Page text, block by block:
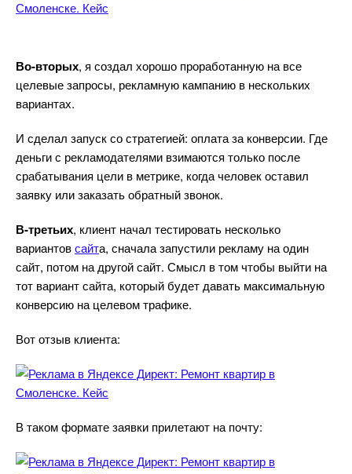
о-вторых, я создал хорошо проработанную на все
целевые запросы, рекламную кампанию в нескольких
ариантах.
И сделал запуск со стратегией: оплата за конверсии. Где
деньги с рекламодателями взимаются только после
срабатывания цели в метрике, когда человек оставил
заявку или заказать обратный звонок.
-третьих, клиент начал тестировать несколько
ариантосайта, сначала запустили рекламу на один
сайт, потом на другой сайт. Смысл в том чтобы выйти на
тот вариант сайта, который будет давать максимальную
конверсию на целевом трафике.
от отзыв клиента:
таком формате заявки прилетают на почту: